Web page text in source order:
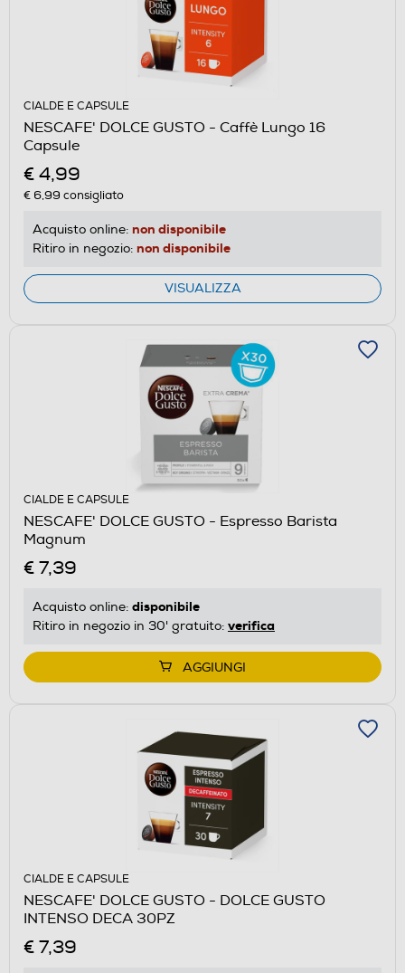
CIALDE E CAPSULE
NESCAFE' DOLCE GUSTO - Caffè Lungo 16
Capsule
€ 4,99
€ 6,99 consigliato
Acquisto online: non disponibile
Ritiro in negozio: non disponibile
VISUALIZZA
CIALDE E CAPSULE
NESCAFE' DOLCE GUSTO - Espresso Barista
Magnum
€ 7,39
Acquisto online: disponibile
Ritiro in negozio in 30' gratuito: verifica
AGGIUNGI
CIALDE E CAPSULE
NESCAFE' DOLCE GUSTO - DOLCE GUSTO
INTENSO DECA 30PZ
€ 7,39